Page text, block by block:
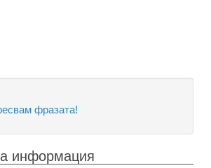
фразата!
информация